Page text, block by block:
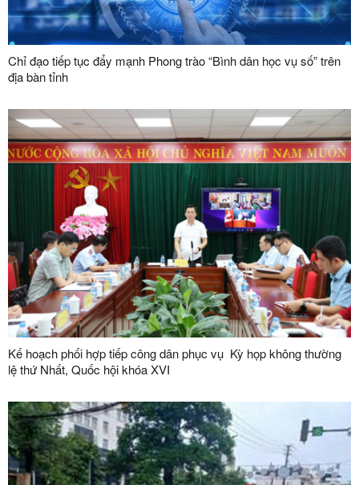
Chỉ đạo tiếp tục đẩy mạnh Phong trào “Bình dân học vụ số” trên
địa bàn tỉnh
Kế hoạch phối hợp tiếp công dân phục vụ Kỳ họp không thường
lệ thứ Nhất, Quốc hội khóa XVI